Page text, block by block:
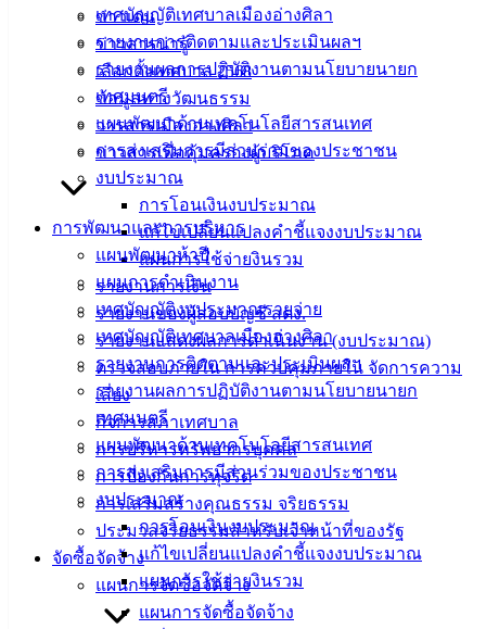
เทศบัญญัติเทศบาลเมืองอ่างศิลา
รายงานการติดตามและประเมินผลฯ
รายงานผลการปฏิบัติงานตามนโยบายนายก
เทศมนตรี
แผนพัฒนาด้านเทคโนโลยีสารสนเทศ
การส่งเสริมการมีส่วนร่วมของประชาชน
งบประมาณ
การโอนเงินงบประมาณ
แก้ไขเปลี่ยนแปลงคำชี้แจงงบประมาณ
แผนการใช้จ่ายงินรวม
รายงานการเงิน
รายงานของผู้สอบบัญชี สตง.
รายงานแสดงผลการดำเนินงาน (งบประมาณ)
ตรวจสอบภายใน การควบคุมภายใน จัดการความ
เสี่ยง
กิจการสภาเทศบาล
การบริหารทรัพยากรบุคคล
การป้องกันการทุจริต
การเสริมสร้างคุณธรรม จริยธรรม
ประมวลจริยธรรมสำหรับเจ้าหน้าที่ของรัฐ
จัดซื้อจัดจ้าง
แผนการจัดซื้อจัดจ้าง
แผนการจัดซื้อจัดจ้าง
ข่าวเด่น
ข่าวสารน่ารู้
เลือกตั้งเทศบาล 2568
ข้อมูลทางวัฒนธรรม
วารสารเมืองอ่างศิลา
ข่าวสารเพื่อคุ้มครองผู้บริโภค
การพัฒนาและการบริหาร
แผนพัฒนาห้าปี
แผนการดำเนินงาน
เทศบัญญัติงบประมาณรายจ่าย
เทศบัญญัติเทศบาลเมืองอ่างศิลา
รายงานการติดตามและประเมินผลฯ
รายงานผลการปฏิบัติงานตามนโยบายนายก
เทศมนตรี
แผนพัฒนาด้านเทคโนโลยีสารสนเทศ
การส่งเสริมการมีส่วนร่วมของประชาชน
งบประมาณ
การโอนเงินงบประมาณ
แก้ไขเปลี่ยนแปลงคำชี้แจงงบประมาณ
แผนการใช้จ่ายงินรวม
เทศบาล
เมืองอ่าง
เทศบาลเมือง
อ่างศิลา 90/338
อ.เมือง จ.ชลบุรี
038-
142-100-104
บริการ
ประชาชน
ดาวน์โหลด